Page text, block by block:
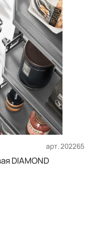
арт.202265
DIAMOND